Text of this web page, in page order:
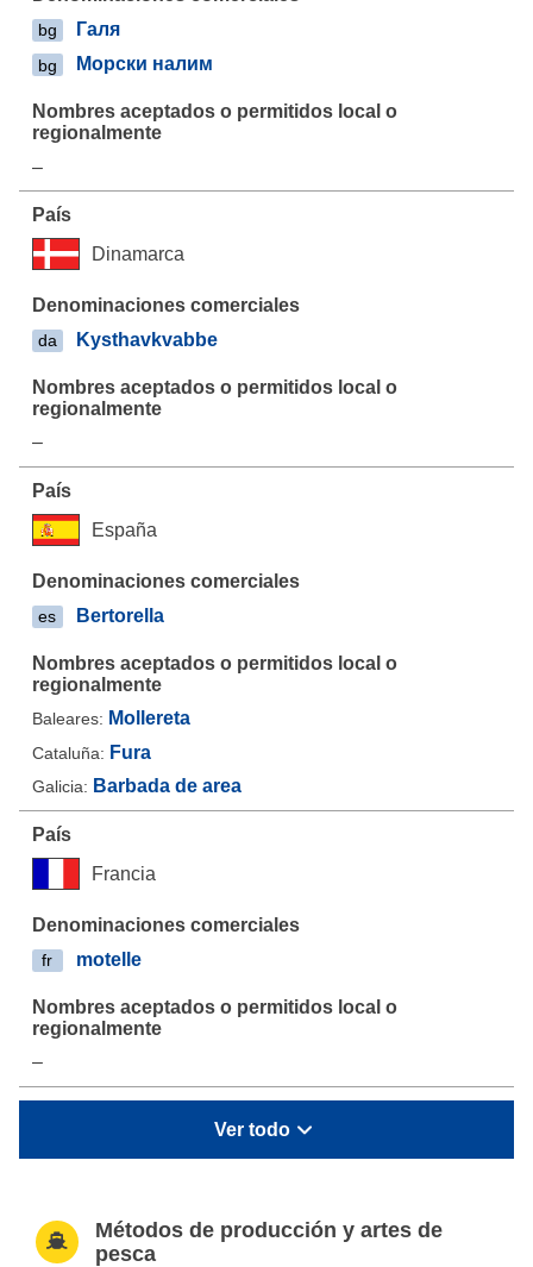
bg Галя
bg Морски налим
–
Dinamarca
da Kysthavkvabbe
–
España
es Bertorella
Baleares: Mollereta
Cataluña: Fura
Galicia: Barbada de area
Francia
fr motelle
–
Ver todo
Métodos de producción y artes de
pesca